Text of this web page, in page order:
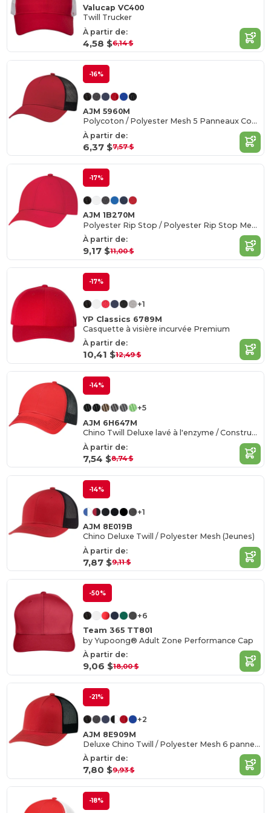
Valucap VC400
Twill Trucker
À partir de:
4,58 $6,14 $
-16%
AJM 5960M
Polycoton / Polyester Mesh 5 Panneaux Construit Full-Fit-Five (Dos Mesh)
À partir de:
6,37 $7,57 $
-17%
AJM 1B270M
Polyester Rip Stop / Polyester Rip Stop Mesh 6 Panel Constructed Full-Fit (Mesh Back)
À partir de:
9,17 $11,00 $
-17%
+1
YP Classics 6789M
Casquette à visière incurvée Premium
À partir de:
10,41 $12,49 $
-14%
+5
AJM 6H647M
Chino Twill Deluxe lavé à l'enzyme / Construction en maille de polyester souple (dos en maille)
À partir de:
7,54 $8,74 $
-14%
+1
AJM 8E019B
Chino Deluxe Twill / Polyester Mesh (Jeunes)
À partir de:
7,87 $9,11 $
-50%
+6
Team 365 TT801
by Yupoong® Adult Zone Performance Cap
À partir de:
9,06 $18,00 $
-21%
+2
AJM 8E909M
Deluxe Chino Twill / Polyester Mesh 6 panneaux construits Pro-Round (dos en maille)
À partir de:
7,80 $9,93 $
-18%